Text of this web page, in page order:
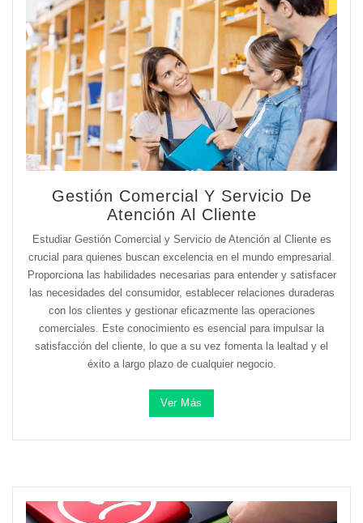
Gestión Comercial Y Servicio De
Atención Al Cliente
Estudiar Gestión Comercial y Servicio de Atención al Cliente es
crucial para quienes buscan excelencia en el mundo empresarial.
Proporciona las habilidades necesarias para entender y satisfacer
las necesidades del consumidor, establecer relaciones duraderas
con los clientes y gestionar eficazmente las operaciones
comerciales. Este conocimiento es esencial para impulsar la
satisfacción del cliente, lo que a su vez fomenta la lealtad y el
éxito a largo plazo de cualquier negocio.
Ver Más